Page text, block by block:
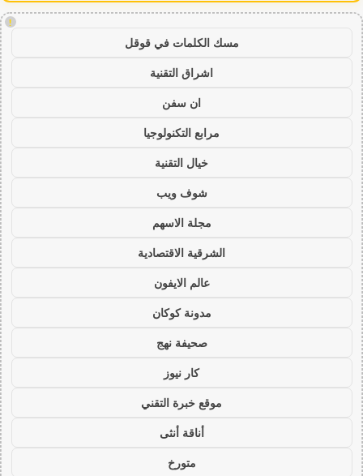
!
مسك الكلمات في قوقل
اشراق التقنية
ان سفن
مرابع التكنولوجيا
خيال التقنية
شوف ويب
مجلة الاسهم
الشرقية الاقتصادية
عالم الايفون
مدونة كوكان
صحيفة نهج
كار نيوز
موقع خبرة التقني
أناقة أنثى
متورخ